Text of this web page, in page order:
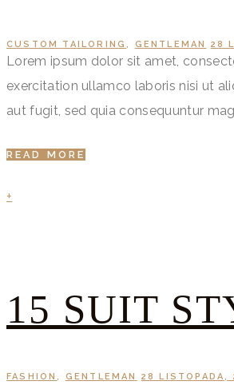
CUSTOM TAILORING, GENTLEMAN 28
Lorem ipsum dolor sit amet,
exercitation ullamco laboris nisi ut
aut fugit, sed quia consequuntur
READ MORE
+
15 SUIT
FASHION, GENTLEMAN 28 LISTOPADA,